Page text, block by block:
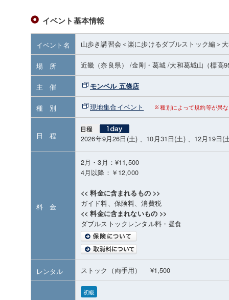
イベント基本情報
イベント名 山歩き講習会＜楽に歩けるダブルストック編＞
場 所 近畿（奈良県） /金剛・葛城 /大和葛城山 （標高
主 催 モンベル 五條店
種 別 現地集合イベント 種別によって規約等が異
日 程 2026年9月26日(土) 、10月31日(土) 、12月19日(
料 金
2月・3月：¥11,500
4月以降：￥12,000
<< 料金に含まれるもの >>
ガイド料、保険料、消費税
<< 料金に含まれないもの >>
ダブルストックレンタル料・昼食
レンタル ストック（両手用） ¥1,500
初級